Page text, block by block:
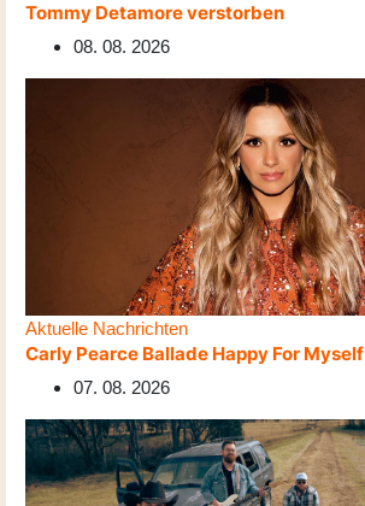
Tommy Detamore verstorben
08. 08. 2026
Aktuelle Nachrichten
Carly Pearce Ballade Happy For Myself
07. 08. 2026